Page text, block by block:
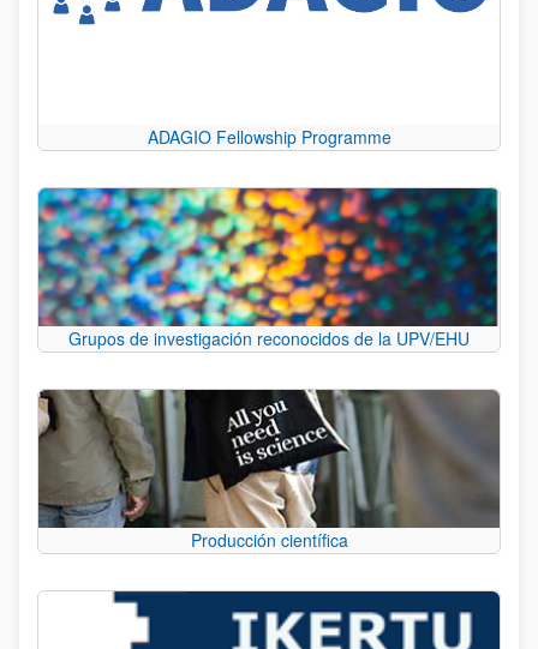
ADAGIO Fellowship Programme
Grupos de investigación reconocidos de la UPV/EHU
Producción científica